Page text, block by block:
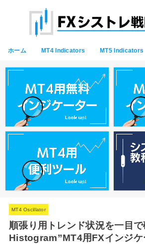
ホーム MT4 Indicators MT5 Indicators
MT4 Oscillator
順張り用トレンド状況を一目
Histogram”MT4用FXインジケ